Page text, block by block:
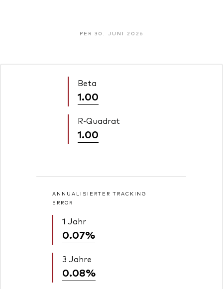
PER 30. JUNI 2026
Beta
1.00
R-Quadrat
1.00
ANNUALISIERTER TRACKING
ERROR
1 Jahr
0.07%
3 Jahre
0.08%